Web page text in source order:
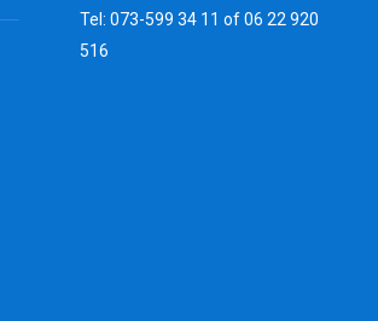
Tel: 073-599 34 11 of 06 22 920
516